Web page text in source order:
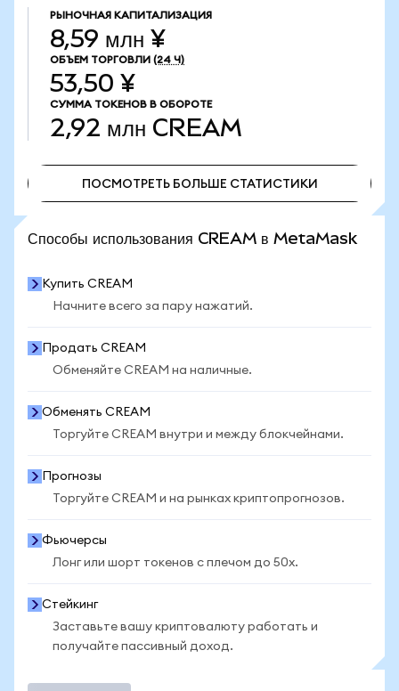
РЫНОЧНАЯ КАПИТАЛИЗАЦИЯ
8,59 млн ¥
ОБЪЕМ ТОРГОВЛИ (24 Ч)
53,50 ¥
СУММА ТОКЕНОВ В ОБОРОТЕ
2,92 млн CREAM
ПОСМОТРЕТЬ БОЛЬШЕ СТАТИСТИКИ
Способы использования CREAM в MetaMask
Купить CREAM
Начните всего за пару нажатий.
Продать CREAM
Обменяйте CREAM на наличные.
Обменять CREAM
Торгуйте CREAM внутри и между блокчейнами.
Прогнозы
Торгуйте CREAM и на рынках криптопрогнозов.
Фьючерсы
Лонг или шорт токенов с плечом до 50x.
Стейкинг
Заставьте вашу криптовалюту работать и
получайте пассивный доход.